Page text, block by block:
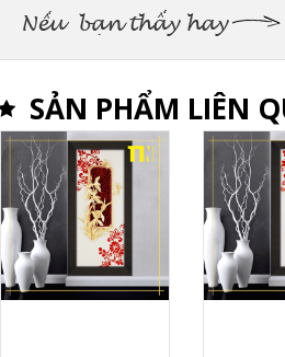
SẢN PHẨM LIÊN